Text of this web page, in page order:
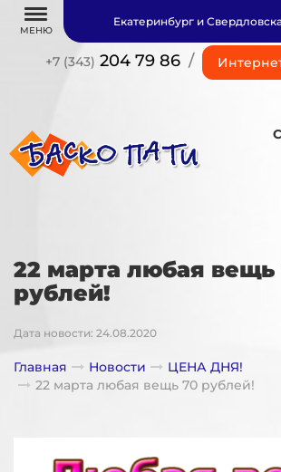
МЕНЮ
+7 (343) 204 79 86 /
Екатеринбург и
22 марта любая вещь
рублей!
Дата новости: 24.08.2020
Главная Новости
ЦЕНА ДНЯ!
22 марта любая вещь 70 рублей!